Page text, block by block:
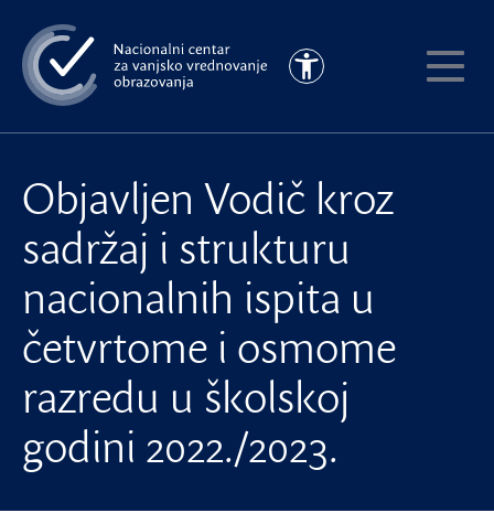
na
glavni
sadržaj
Pristupačnost
Objavljen Vodič kroz
sadržaj i strukturu
nacionalnih ispita u
četvrtome i osmome
razredu u školskoj
godini 2022./2023.